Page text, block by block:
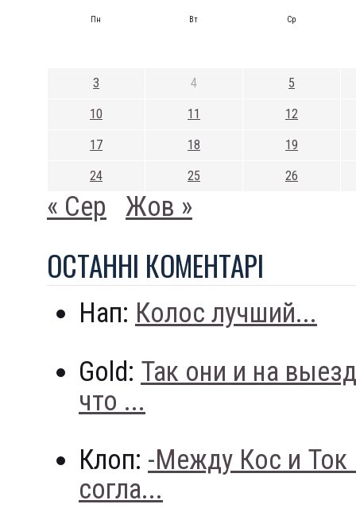
Пн Вт Ср
3 4 5
10 11 12
17 18 19
24 25 26
« Сер Жов »
ОСТАННI КОМЕНТАРI
Нап: Колос лучший...
Gold: Так они и на
что ...
Клоп: -Между Кос и
согла...